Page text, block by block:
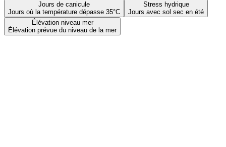
Jours de canicule
Jours où la température dépasse 35°C
Stress hydrique
Jours avec sol sec en été
Élévation niveau mer
Élévation prévue du niveau de la mer